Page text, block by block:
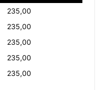
235,00
235,00
235,00
235,00
235,00